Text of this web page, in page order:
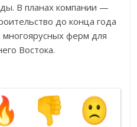
В планах компании —
до конца года
многоярусных ферм для
Востока.